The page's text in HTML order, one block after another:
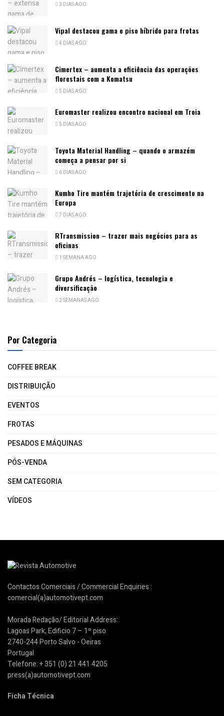
3 DIAS AGO
Vipal destacou gama e piso híbrido para frotas
4 DIAS AGO
Cimertex – aumenta a eficiência das operações
florestais com a Komatsu
5 DIAS AGO
Euromaster realizou encontro nacional em Troia
5 DIAS AGO
Toyota Material Handling – quando o armazém
começa a pensar por si
6 DIAS AGO
Kumho Tire mantém trajetória de crescimento na
Europa
7 DIAS AGO
RTransmission – trazer mais negócios para as
oficinas
1 SEMANA AGO
Grupo Andrés – logística, tecnologia e
diversificação
2 SEMANAS AGO
Por Categoria
COFFEE BREAK
DISTRIBUIÇÃO
EVENTOS
FROTAS
PESADOS E MÁQUINAS
PÓS-VENDA
SEM CATEGORIA
VÍDEOS
Contactos Comerciais / Commercial Enquiries :
comercial(a)automotivept.com
Morada Redação/ Editorial Address:
Lagoas Park, Edificio 7 – 1º piso
2740-244 Porto Salvo - Oeiras
Portugal
Telefone: + 351 (0) 21 441 4205
press(a)automotivept.com
Ficha Técnica